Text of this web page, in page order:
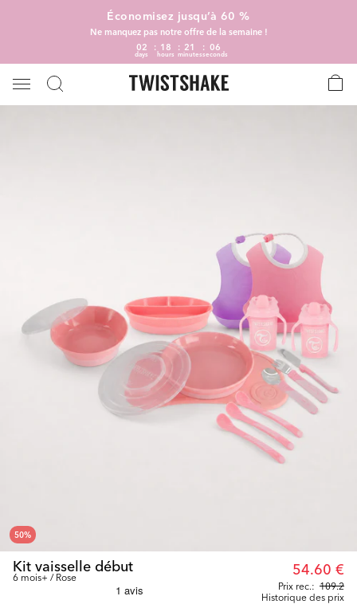
Économisez jusqu’à 60 %
Ne manquez pas notre offre de la semaine !
02
days
18
hours
21
minutes
05
seconds
50%
Kit vaisselle début
6 mois+ / Rose
Prix rec.: 109.2
54.60 €
Historique des prix